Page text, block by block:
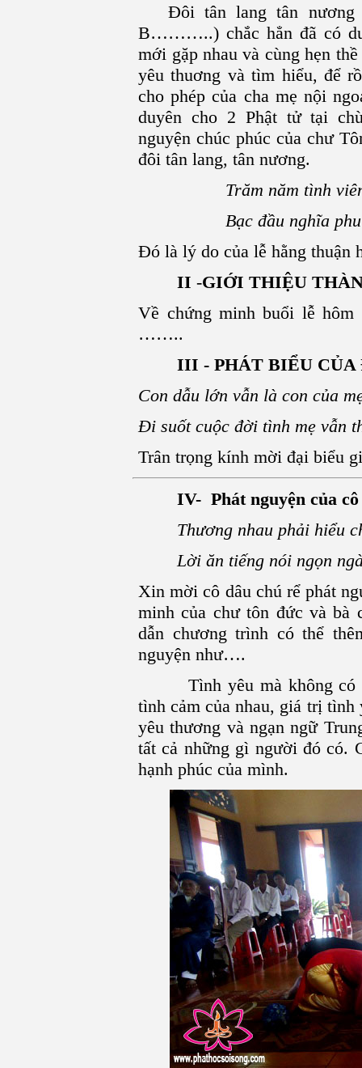
Đôi tân lang tân nương
B………..) chắc hẳn đã có
mới gặp nhau và cùng hẹn
yêu thuơng và tìm hiểu, để
cho phép của cha mẹ nội
duyên cho 2 Phật tử tại
nguyện chúc phúc của chư
đôi tân lang, tân nương.
Trăm năm tình
Bạc đầu nghĩa phu
Đó là lý do của lễ hằng thuận
II -GIỚI THIỆU
Về chứng minh buổi lễ
……..
III - PHÁT BIỂU CỦA
Con dẫu lớn vẫn là con của
Đi suốt cuộc đời tình mẹ vẫn
Trân trọng kính mời đại
IV- Phát nguyện của
Thương nhau phải hiểu
Lời ăn tiếng nói ngọn
Xin mời cô dâu chú rể phát
minh của chư tôn đức và bà
dẫn chương trình có thể
nguyện như….
Tình yêu mà không có
tình cảm của nhau, giá trị
yêu thương và ngạn ngữ
tất cả những gì người đó có.
hạnh phúc của mình.